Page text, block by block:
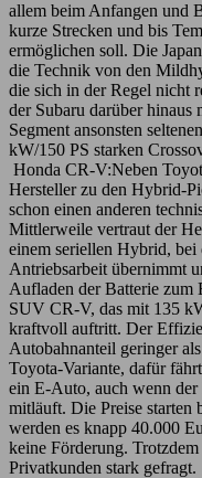
allem beim Anfangen und
kurze Strecken und bis
ermöglichen soll. Die
die Technik von den
die sich in der Regel nicht
der Subaru darüber
Segment ansonsten
kW/150 PS starken
Honda CR-V:Neben
Hersteller zu den Hybrid-
schon einen anderen
Mittlerweile vertraut der
einem seriellen Hybrid,
Antriebsarbeit übernimmt
Aufladen der Batterie zum
SUV CR-V, das mit 135
kraftvoll auftritt. Der
Autobahnanteil geringer
Toyota-Variante, dafür
ein E-Auto, auch wenn
mitläuft. Die Preise
werden es knapp 40.000
keine Förderung.
Privatkunden stark gefragt.